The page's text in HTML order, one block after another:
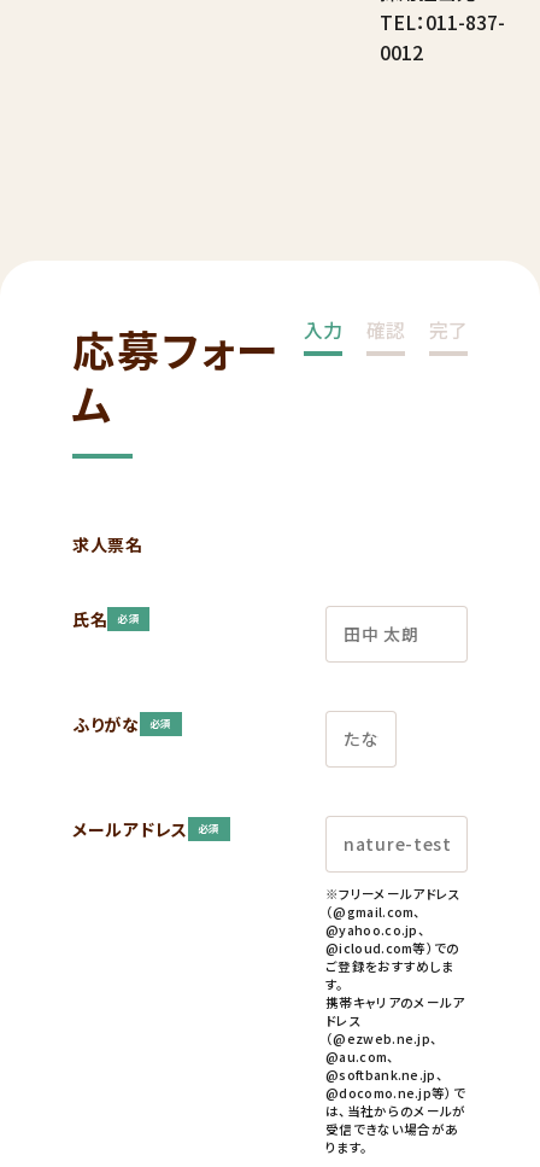
TEL：011-837-
0012
応募フォー
ム
入力 確認 完了
求人票名
氏名 必須
ふりがな 必須
メールアドレス 必須
※フリーメールアドレス
（@gmail.com、
@yahoo.co.jp、
@icloud.com等）での
ご登録をおすすめしま
す。
携帯キャリアのメールア
ドレス
（@ezweb.ne.jp、
@au.com、
@softbank.ne.jp、
@docomo.ne.jp等）で
は、当社からのメールが
受信できない場合があ
ります。